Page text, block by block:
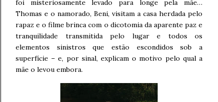
foi misteriosamente levado para longe pela mãe…
Thomas e o namorado, Beni, visitam a casa herdada pelo
rapaz e o filme brinca com o dicotomia da aparente paz e
tranquilidade transmitida pelo lugar e todos os
elementos sinistros que estão escondidos sob a
superfície – e, por sinal, explicam o motivo pelo qual a
mãe o levou embora.